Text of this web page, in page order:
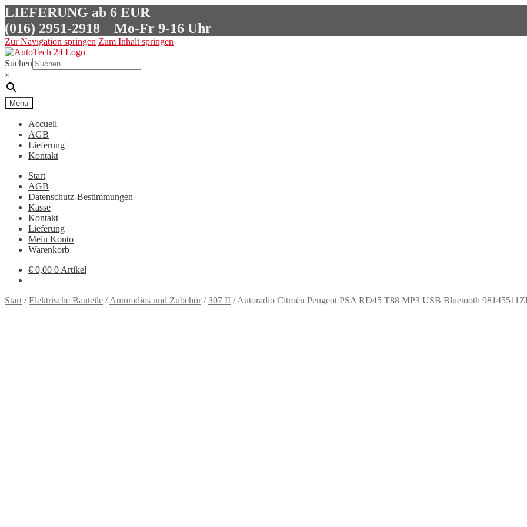
LIEFERUNG ab 6 EUR
(016) 2951-2918 Mo-Fr 9-16 Uhr
Zur Navigation springen Zum Inhalt springen
Suchen
×
Menü
Accueil
AGB
Lieferung
Kontakt
Start
AGB
Datenschutz-Bestimmungen
Kasse
Kontakt
Lieferung
Mein Konto
Warenkorb
€ 0,00 0 Artikel
Start /Elektrische Bauteile /Autoradios und Zubehör/307 II /Autoradio Citroën Peugeot PSA RD45 T88 MP3 USB Bluetooth